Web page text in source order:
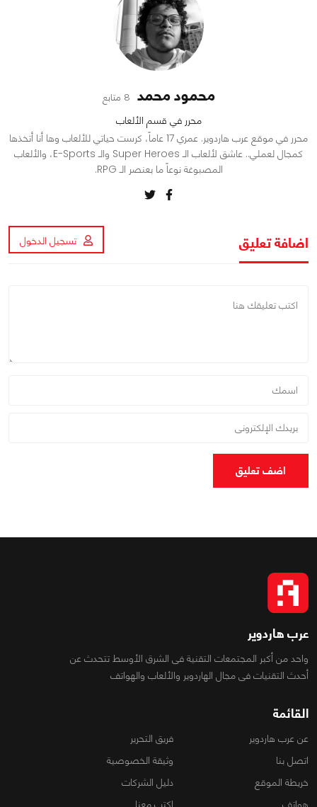
محمود محمد 8 متابع
محرر في قسم الألعاب
محرر في موقع عرب هاردوير. عمري 17 عاماً، كرست حياتي للألعاب وها أنا أتخذها
كمجال لعملي.. عاشق لألعاب الـ Super Heroes والـ E-Sports، والألعاب
المصبوغة نوعاً ما بعنصر الـ RPG.
اضافة تعليق تسجيل الدخول
اضف تعليق
عرب هاردوير
واحد من أكبر المجتمعات التقنية فى الشرق الأوسط تتحدث عن
أحدث التقنيات فى مجال الهاردوير والألعاب والهواتف
القائمة
عن عرب هاردوير
فريق التحرير
اتصل بنا
وثيقة الخصوصية
خريطة الموقع
دليل الشركات